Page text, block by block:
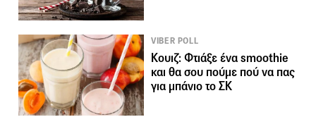
VIBER POLL
Κουιζ: Φτιάξε ένα smoothie
και θα σου πούμε πού να πας
για μπάνιο το ΣΚ